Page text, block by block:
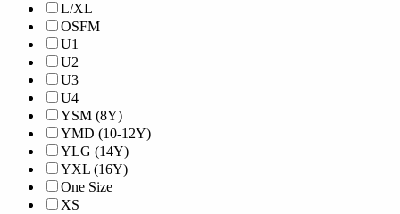
L/XL
OSFM
U1
U2
U3
U4
YSM (8Y)
YMD (10-12Y)
YLG (14Y)
YXL (16Y)
One Size
XS